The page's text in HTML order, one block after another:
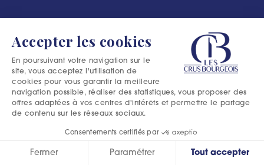
Excessive consumption of alcohol is harmful to your health.
Accepter les cookies
En poursuivant votre navigation sur le
site, vous acceptez l'utilisation de
cookies pour vous garantir la meilleure
navigation possible, réaliser des statistiques, vous proposer des
offres adaptées à vos centres d'intérêts et permettre le partage
de contenu sur les réseaux sociaux.
Consentements certifiés par
Fermer Paramétrer Tout accepter